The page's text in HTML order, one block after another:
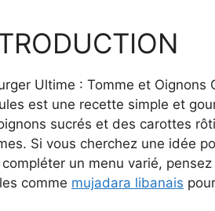
Ultime : Tomme et
est une recette simple et
sucrés et des carottes
Si vous cherchez une idée
compléter un menu varié,
comme mujadara libanais